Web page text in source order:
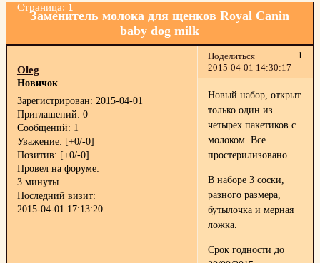
Заменитель молока для щенков Royal Canin
baby dog milk
Страница: 1
Поделиться
1
2015-04-01 14:30:17
Oleg
Новичок
Зарегистрирован: 2015-04-01
Приглашений: 0
Сообщений: 1
Уважение: [+0/-0]
Позитив: [+0/-0]
Провел на форуме:
3 минуты
Последний визит:
2015-04-01 17:13:20
Новый набор, открыт
только один из
четырех пакетиков с
молоком. Все
простерилизовано.
В наборе 3 соски,
разного размера,
бутылочка и мерная
ложка.
Срок годности до